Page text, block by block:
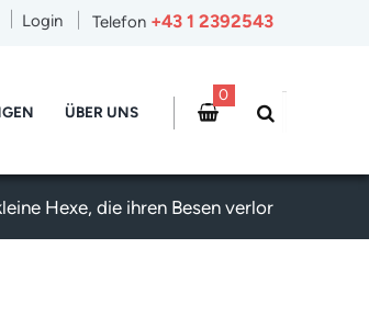
Telefon +43 1 2392543
Login
ÜBER UNS
0
Hexe, die ihren Besen verlor